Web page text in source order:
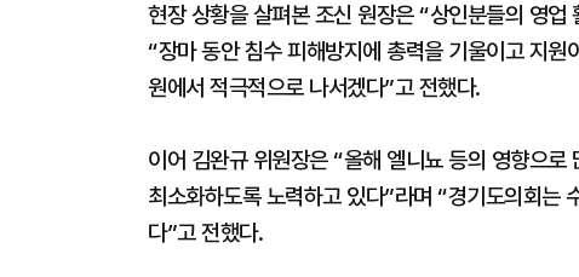
현장 상황을 살펴본 조신 원장은 “상인분들의 영
“장마 동안 침수 피해방지에 총력을 기울이고 지
원에서 적극적으로 나서겠다”고 전했다.
이어 김완규 위원장은 “올해 엘니뇨 등의 영향으
최소화하도록 노력하고 있다”라며 “경기도의회는
다”고 전했다.